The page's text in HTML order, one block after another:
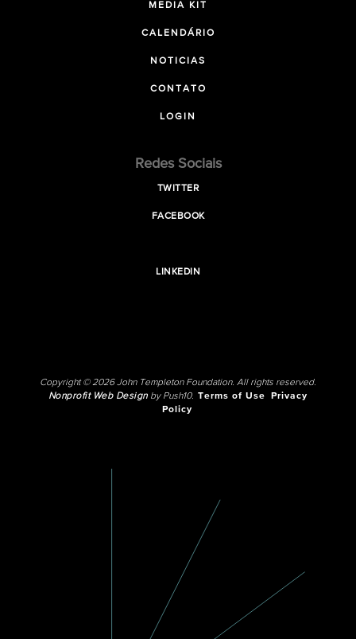
MEDIA KIT
CALENDÁRIO
NOTICIAS
CONTATO
LOGIN
Redes Sociais
TWITTER
FACEBOOK
LINKEDIN
Copyright © 2026 John Templeton Foundation. All rights reserved.
Nonprofit Web Designby Push10. Terms of Use
Privacy
Policy